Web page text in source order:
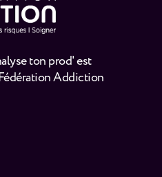
ton prod' est
Addiction